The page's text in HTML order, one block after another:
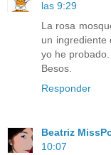
las 9:29
La rosa
un ingrediente
yo he probado.
Besos.
Responder
Beatriz
10:07